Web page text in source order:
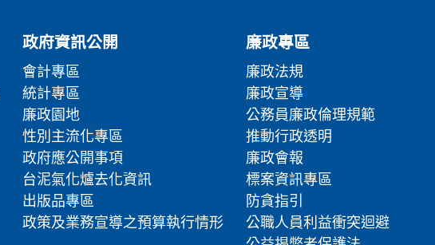
政府資訊公開
會計專區
統計專區
廉政園地
性別主流化專區
政府應公開事項
台泥氣化爐去化資訊
出版品專區
政策及業務宣導之預算執行情形
廉政專區
廉政法規
廉政宣導
公務員廉政倫理規範
推動行政透明
廉政會報
標案資訊專區
防貪指引
公職人員利益衝突迴避